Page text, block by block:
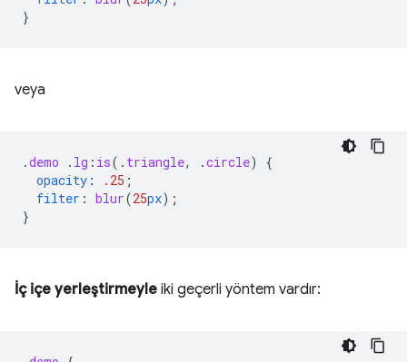
}
veya
.demo . lg : is( . triangle, .circle)
{
opacity : .25 ;
filter : blur(25px);
}
İç içe yerleştirmeyle iki geçerli yöntem vardır: